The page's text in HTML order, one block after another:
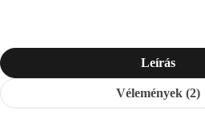
Leírás
Vélemények (2)